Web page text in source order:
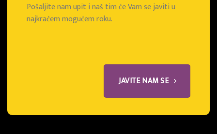
Pošaljite nam upit i naš tim će Vam se javiti u
najkraćem mogućem roku.
JAVITE NAM SE